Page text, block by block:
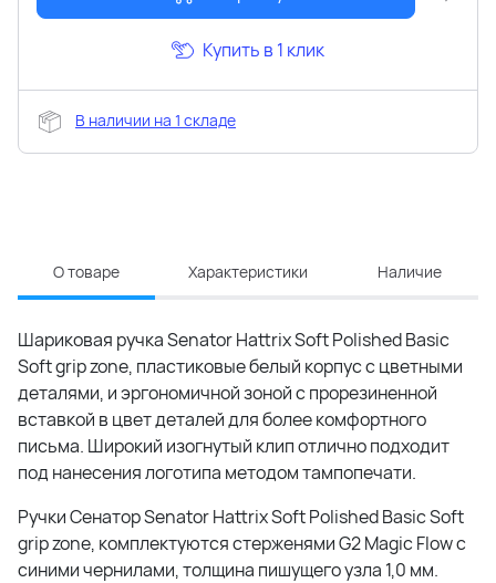
Купить в 1 клик
В наличии на 1 складе
О товаре Характеристики Наличие
Шариковая ручка Senator Hattrix Soft Polished Basic
Soft grip zone, пластиковые белый корпус с цветными
деталями, и эргономичной зоной с прорезиненной
вставкой в цвет деталей для более комфортного
письма. Широкий изогнутый клип отлично подходит
под нанесения логотипа методом тампопечати.
Ручки Сенатор Senator Hattrix Soft Polished Basic Soft
grip zone, комплектуются стерженями G2 Magic Flow с
синими чернилами, толщина пишущего узла 1,0 мм.